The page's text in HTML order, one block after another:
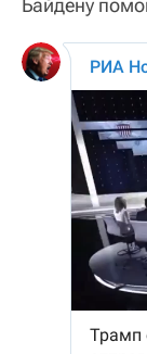
Байдену